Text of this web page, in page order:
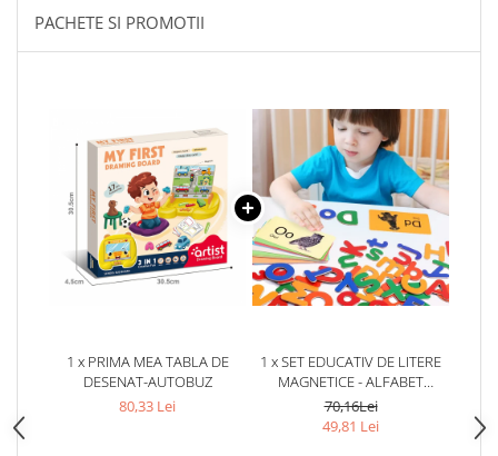
PACHETE SI PROMOTII
1 x PRIMA MEA TABLA DE
DESENAT-AUTOBUZ
80,33 Lei
1 x SET EDUCATIV DE LITERE
MAGNETICE - ALFABET
COLORAT PENTRU COPII
70,16Lei
49,81 Lei